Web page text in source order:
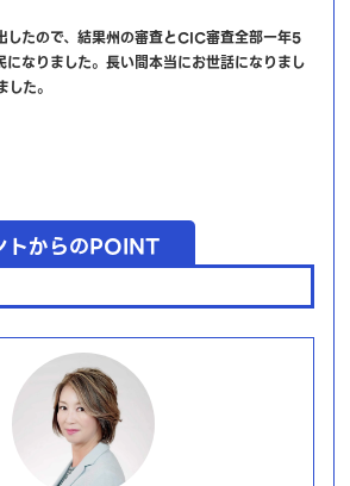
したので、結果州の審査とCIC審査全部一年5
になりました。長い間本当にお世話になりまし
た。
トからのPOINT